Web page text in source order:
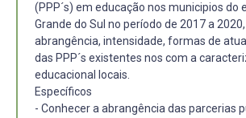
(PPP´s) em educação nos municipios do
Grande do Sul no período de 2017 a
abrangência, intensidade, formas de
das PPP´s existentes nos com a
educacional locais.
Específicos
- Conhecer a abrangência das parcerias